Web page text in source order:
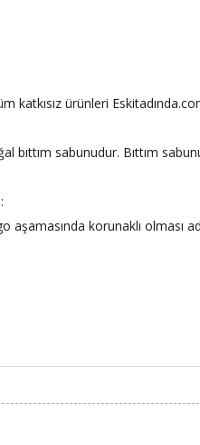
katkısız ürünleri
bıttım sabunudur. Bıttım
aşamasında korunaklı olması